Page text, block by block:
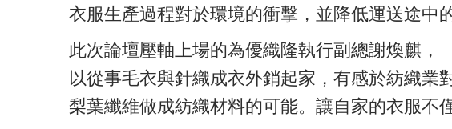
衣服生產過程對於環境的衝擊，並降低運送途中
此次論壇壓軸上場的為優織隆執行副總謝煥麒，
以從事毛衣與針織成衣外銷起家，有感於紡織
梨葉纖維做成紡織材料的可能。讓自家的衣服不